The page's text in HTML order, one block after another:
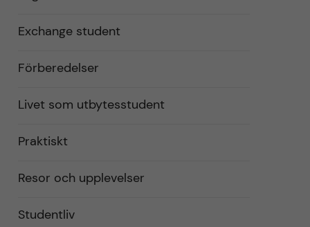
Exchange student
Förberedelser
Livet som utbytesstudent
Praktiskt
Resor och upplevelser
Studentliv